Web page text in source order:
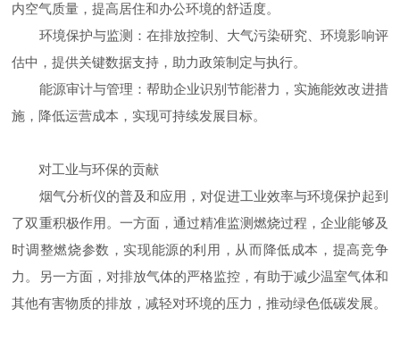
内空气质量，提高居住和办公环境的舒适度。
环境保护与监测：在排放控制、大气污染研究、环境影响评
估中，提供关键数据支持，助力政策制定与执行。
能源审计与管理：帮助企业识别节能潜力，实施能效改进措
施，降低运营成本，实现可持续发展目标。
对工业与环保的贡献
烟气分析仪的普及和应用，对促进工业效率与环境保护起到
了双重积极作用。一方面，通过精准监测燃烧过程，企业能够及
时调整燃烧参数，实现能源的利用，从而降低成本，提高竞争
力。另一方面，对排放气体的严格监控，有助于减少温室气体和
其他有害物质的排放，减轻对环境的压力，推动绿色低碳发展。